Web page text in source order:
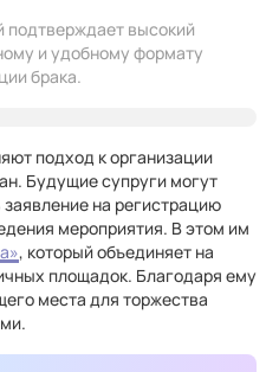
подтверждает высокий
и удобному формату
брака.
подход к организации
Будущие супруги могут
на регистрацию
мероприятия. В этом им
, который объединяет на
площадок. Благодаря ему
места для торжества